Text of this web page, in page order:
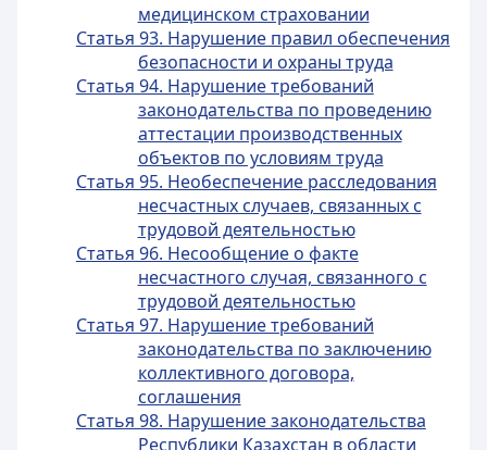
медицинском страховании
Статья 93. Нарушение правил обеспечения
безопасности и охраны труда
Статья 94. Нарушение требований
законодательства по проведению
аттестации производственных
объектов по условиям труда
Статья 95. Необеспечение расследования
несчастных случаев, связанных с
трудовой деятельностью
Статья 96. Несообщение о факте
несчастного случая, связанного с
трудовой деятельностью
Статья 97. Нарушение требований
законодательства по заключению
коллективного договора,
соглашения
Статья 98. Нарушение законодательства
Республики Казахстан в области